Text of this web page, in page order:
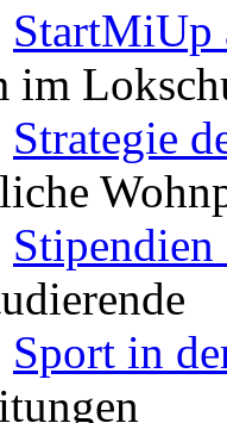
StartMiUp
im
Strategie
Stipendien
Sport in